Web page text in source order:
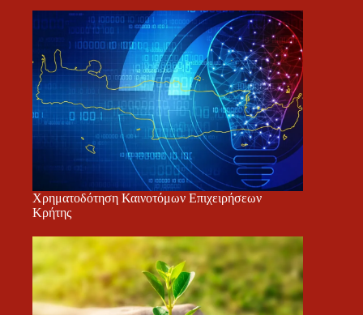
Χρηματοδότηση Καινοτόμων Επιχειρήσεων
Κρήτης